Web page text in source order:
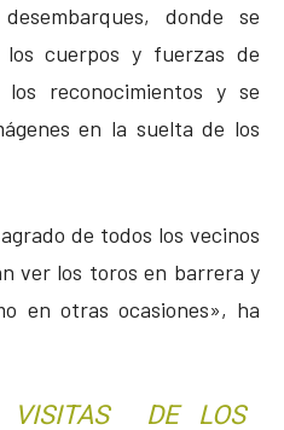
donde se
cuerpos y fuerzas de
reconocimientos y se
en la suelta de los
de todos los vecinos
ver los toros en barrera y
en otras ocasiones», ha
VISITAS DE LOS